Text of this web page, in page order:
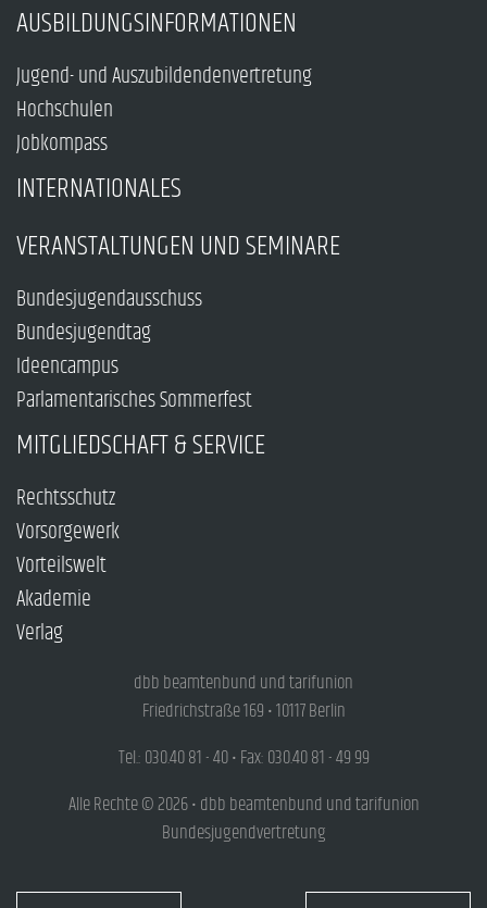
AUSBILDUNGSINFORMATIONEN
Jugend- und Auszubildendenvertretung
Hochschulen
Jobkompass
INTERNATIONALES
VERANSTALTUNGEN UND SEMINARE
Bundesjugendausschuss
Bundesjugendtag
Ideencampus
Parlamentarisches Sommerfest
MITGLIEDSCHAFT & SERVICE
Rechtsschutz
Vorsorgewerk
Vorteilswelt
Akademie
Verlag
dbb beamtenbund und tarifunion
Friedrichstraße 169 • 10117 Berlin
Tel.: 030.40 81 - 40 • Fax: 030.40 81 - 49 99
Alle Rechte © 2026 • dbb beamtenbund und tarifunion
Bundesjugendvertretung